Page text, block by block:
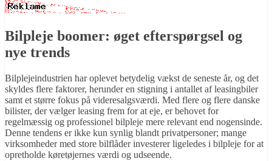
Bilpleje boomer: øget efterspørgsel og
nye trends
Bilplejeindustrien har oplevet betydelig vækst de seneste år, og det
skyldes flere faktorer, herunder en stigning i antallet af leasingbiler
samt et større fokus på videresalgsværdi. Med flere og flere danske
bilister, der vælger leasing frem for at eje, er behovet for
regelmæssig og professionel bilpleje mere relevant end nogensinde.
Denne tendens er ikke kun synlig blandt privatpersoner; mange
virksomheder med store bilflåder investerer ligeledes i bilpleje for at
opretholde køretøjernes værdi og udseende.